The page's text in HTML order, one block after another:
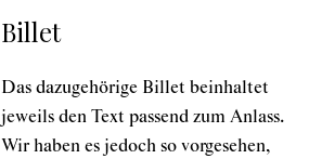
Billet
Das dazugehörige Billet beinhaltet
jeweils den Text passend zum Anlass.
Wir haben es jedoch so vorgesehen,